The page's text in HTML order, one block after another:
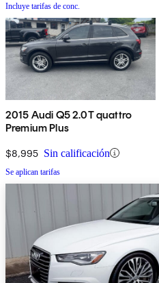
Incluye tarifas de conc.
2015 Audi Q5 2.0T quattro
Premium Plus
$8,995 Sin calificación
Se aplican tarifas